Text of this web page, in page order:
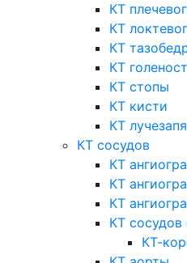
КТ
КТ
КТ
КТ
КТ стопы
КТ кисти
КТ
КТ сосудов
КТ
КТ
КТ
КТ сосудов
КТ-